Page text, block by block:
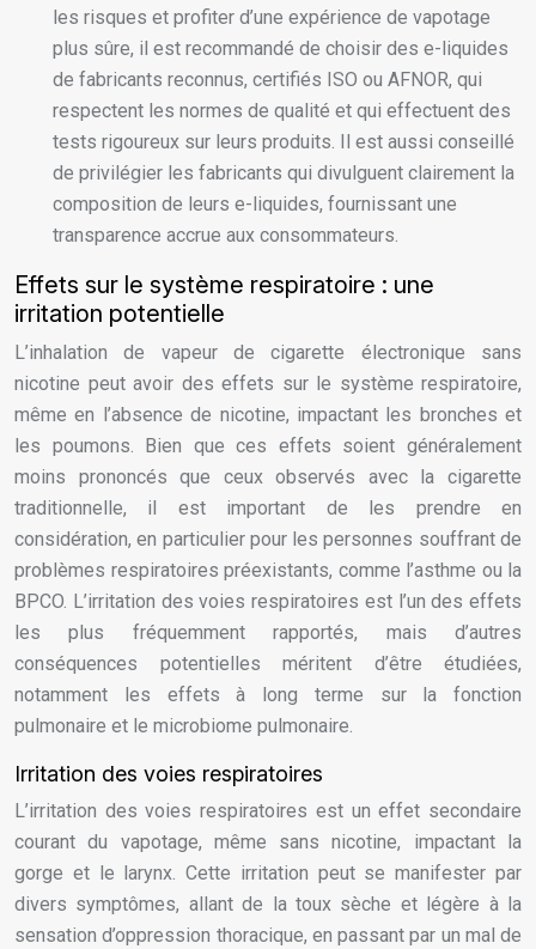
les risques et profiter d’une expérience de vapotage
plus sûre, il est recommandé de choisir des e-liquides
de fabricants reconnus, certifiés ISO ou AFNOR, qui
respectent les normes de qualité et qui effectuent des
tests rigoureux sur leurs produits. Il est aussi conseillé
de privilégier les fabricants qui divulguent clairement la
composition de leurs e-liquides, fournissant une
transparence accrue aux consommateurs.
Effets sur le système respiratoire : une
irritation potentielle
L’inhalation de vapeur de cigarette électronique sans
nicotine peut avoir des effets sur le système respiratoire,
même en l’absence de nicotine, impactant les bronches et
les poumons. Bien que ces effets soient généralement
moins prononcés que ceux observés avec la cigarette
traditionnelle, il est important de les prendre en
considération, en particulier pour les personnes souffrant de
problèmes respiratoires préexistants, comme l’asthme ou la
BPCO. L’irritation des voies respiratoires est l’un des effets
les plus fréquemment rapportés, mais d’autres
conséquences potentielles méritent d’être étudiées,
notamment les effets à long terme sur la fonction
pulmonaire et le microbiome pulmonaire.
Irritation des voies respiratoires
L’irritation des voies respiratoires est un effet secondaire
courant du vapotage, même sans nicotine, impactant la
gorge et le larynx. Cette irritation peut se manifester par
divers symptômes, allant de la toux sèche et légère à la
sensation d’oppression thoracique, en passant par un mal de